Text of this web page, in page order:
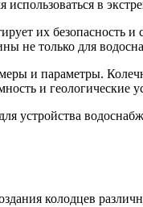
в
их безопасность
не только для
и параметры.
и
колодцев